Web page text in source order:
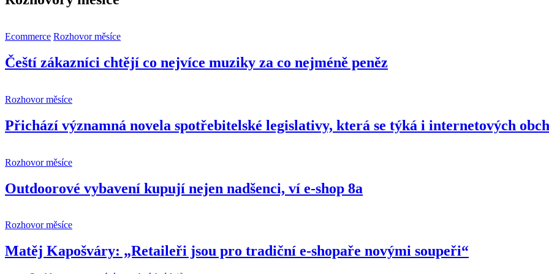
Ecommerce Rozhovor měsíce
Čeští zákazníci chtějí co nejvíce muziky za co nejméně peněz
Rozhovor měsíce
Přichází významná novela spotřebitelské legislativy, která se týká i internetových
Rozhovor měsíce
Outdoorové vybavení kupují nejen nadšenci, ví e-shop 8a
Rozhovor měsíce
Matěj Kapošváry: „Retaileři jsou pro tradiční e-shopaře novými soupeři“